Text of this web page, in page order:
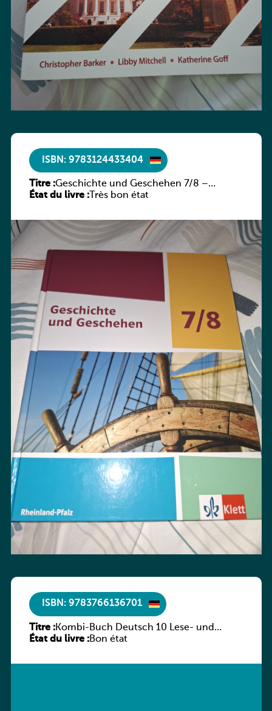
ISBN: 9783124433404
Titre :Geschichte und Geschehen 7/8 –
Rheinland-Pfalz
État du livre :Très bon état
ISBN: 9783766136701
Titre :Kombi-Buch Deutsch 10 Lese- und
Sprachbuch
État du livre :Bon état